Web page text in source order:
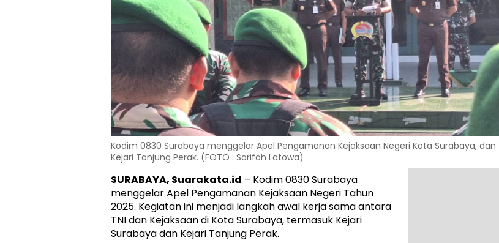
Kodim 0830 Surabaya menggelar Apel Pengamanan Kejaksaan Negeri Kota Surabaya, dan
Kejari Tanjung Perak. (FOTO : Sarifah Latowa)
SURABAYA, Suarakata.id – Kodim 0830 Surabaya
menggelar Apel Pengamanan Kejaksaan Negeri Tahun
2025. Kegiatan ini menjadi langkah awal kerja sama antara
TNI dan Kejaksaan di Kota Surabaya, termasuk Kejari
Surabaya dan Kejari Tanjung Perak.